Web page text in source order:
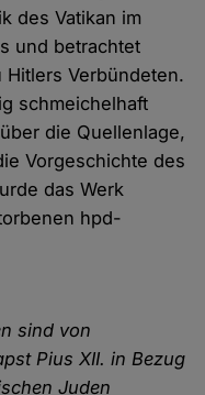
des Vatikan im
und betrachtet
Verbündeten.
schmeichelhaft
die Quellenlage,
Vorgeschichte des
das Werk
hpd-
sind von
Pius XII. in Bezug
Juden